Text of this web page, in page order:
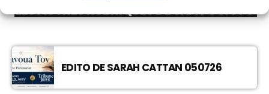
LES AUTRES RUBRIQUES DE SHAVOUA TOV
EDITO DE SARAH CATTAN 050726